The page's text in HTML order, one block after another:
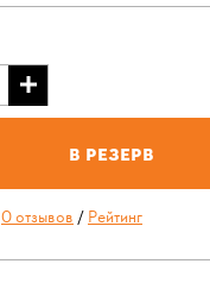
В резерв
0 отзывов/Рейтинг